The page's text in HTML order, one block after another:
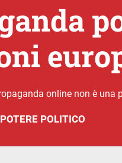
online non è
POTERE POLITICO